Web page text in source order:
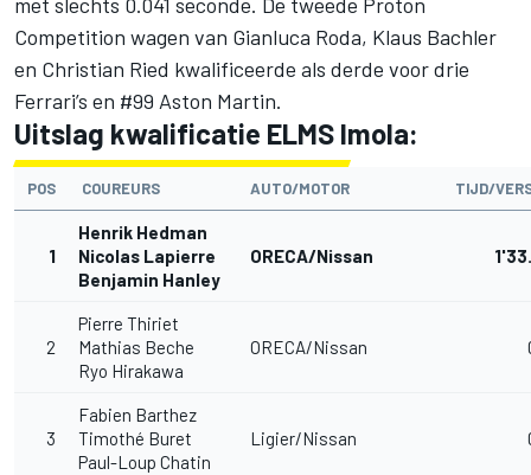
Competition wagen van Gianluca Roda, Klaus Bachler
en Christian Ried kwalificeerde als derde voor drie
Ferrari’s en #99 Aston Martin.
Uitslag kwalificatie ELMS Imola:
POS COUREURS AUTO/MOTOR TIJD/
1
Henrik Hedman
Nicolas Lapierre
Benjamin Hanley
ORECA/Nissan
2
Pierre Thiriet
Mathias Beche
Ryo Hirakawa
ORECA/Nissan
3
Fabien Barthez
Timothé Buret
Paul-Loup Chatin
Ligier/Nissan